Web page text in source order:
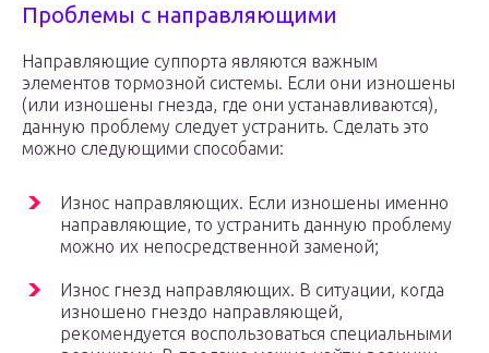
Проблемы с направляющими
Направляющие суппорта являются важным
элементов тормозной системы. Если они изношены
(или изношены гнезда, где они устанавливаются),
данную проблему следует устранить. Сделать это
можно следующими способами:
Износ направляющих. Если изношены именно
направляющие, то устранить данную проблему
можно их непосредственной заменой;
Износ гнезд направляющих. В ситуации, когда
изношено гнездо направляющей,
рекомендуется воспользоваться специальными